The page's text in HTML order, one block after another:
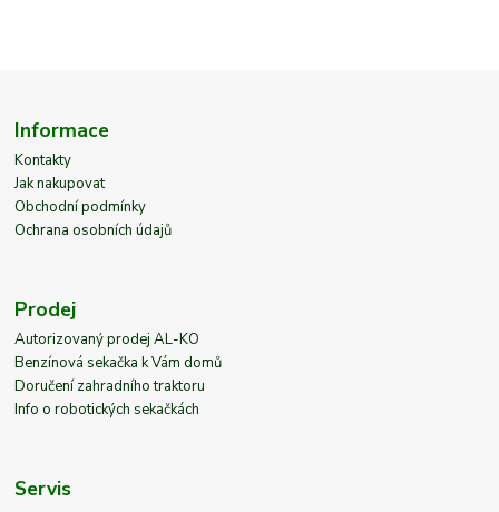
Informace
Kontakty
Jak nakupovat
Obchodní podmínky
Ochrana osobních údajů
Prodej
Autorizovaný prodej AL-KO
Benzínová sekačka k Vám domů
Doručení zahradního traktoru
Info o robotických sekačkách
Servis